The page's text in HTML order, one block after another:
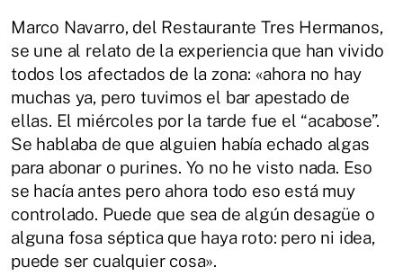
Marco Navarro, del Restaurante Tres Hermanos,
se une al relato de la experiencia que han vivido
todos los afectados de la zona: «ahora no hay
muchas ya, pero tuvimos el bar apestado de
ellas. El miércoles por la tarde fue el “acabose”.
Se hablaba de que alguien había echado algas
para abonar o purines. Yo no he visto nada. Eso
se hacía antes pero ahora todo eso está muy
controlado. Puede que sea de algún desagüe o
alguna fosa séptica que haya roto: pero ni idea,
puede ser cualquier cosa».